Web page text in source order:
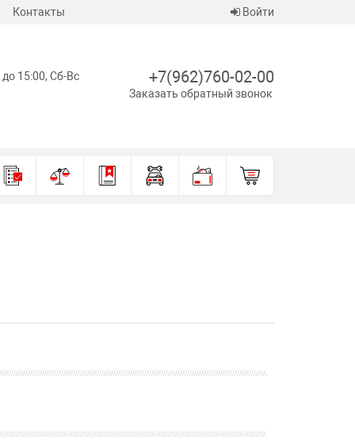
Контакты Войти
до 15:00, Сб-Вс +7(962)760-02-00
Заказать обратный звонок